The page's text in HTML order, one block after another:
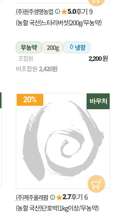
(주)원주생명농업 ★5.0후기 9
(농할 국산)느타리버섯(200g/무농약)
무농약 200g 냉장
조합원 2,200원
비조합원 2,420원
바우처
20%
(주)제주올레팜 ★2.7후기 6
(농할 국산)단호박(1kg이상/무농약)